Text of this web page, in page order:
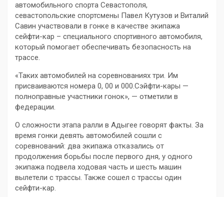
автомобильного спорта Севастополя,
севастопольские спортсмены Павел Кутузов и Виталий
Савин участвовали в гонке в качестве экипажа
сейфти-кар – специального спортивного автомобиля,
который помогает обеспечивать безопасность на
трассе.
«Таких автомобилей на соревнованиях три. Им
присваиваются номера 0, 00 и 000.Сэйфти-кары —
полноправные участники гонок», — отметили в
федерации.
О сложности этапа ралли в Адыгее говорят факты. За
время гонки девять автомобилей сошли с
соревнований: два экипажа отказались от
продолжения борьбы после первого дня, у одного
экипажа подвела ходовая часть и шесть машин
вылетели с трассы. Также сошел с трассы один
сейфти-кар.